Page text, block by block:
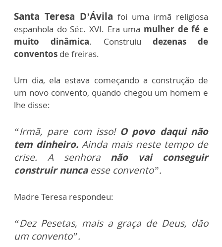
Santa Teresa D’Ávila foi uma irmã religiosa
espanhola do Séc. XVI. Era uma mulher de fé e
muito dinâmica. Construiu dezenas de
conventos de freiras.
Um dia, ela estava começando a construção de
um novo convento, quando chegou um homem e
lhe disse:
“Irmã, pare com isso! O povo daqui não
tem dinheiro. Ainda mais neste tempo de
crise. A senhora não vai conseguir
construir nuncaesse convento”.
Madre Teresa respondeu:
“Dez Pesetas, mais a graça de Deus, dão
um convento”.